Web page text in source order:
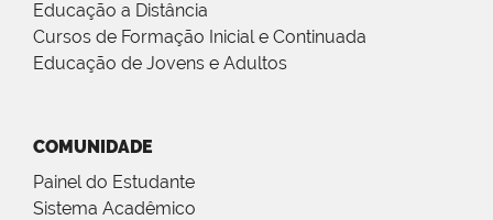
Educação a Distância
Cursos de Formação Inicial e Continuada
Educação de Jovens e Adultos
COMUNIDADE
Painel do Estudante
Sistema Acadêmico